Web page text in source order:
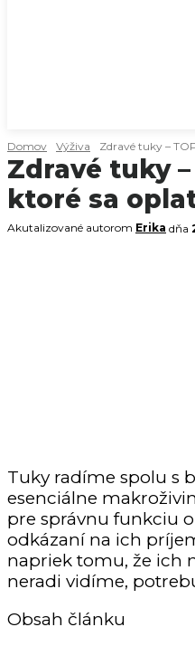
Domov Výživa Zdravé tuky –
Zdravé tuky
ktoré sa
Akutalizované autorom Erika dňa
Tuky radíme spolu s
esenciálne
pre správnu funkciu
odkázaní na ich
napriek tomu, že ich
neradi vidíme,
Obsah článku